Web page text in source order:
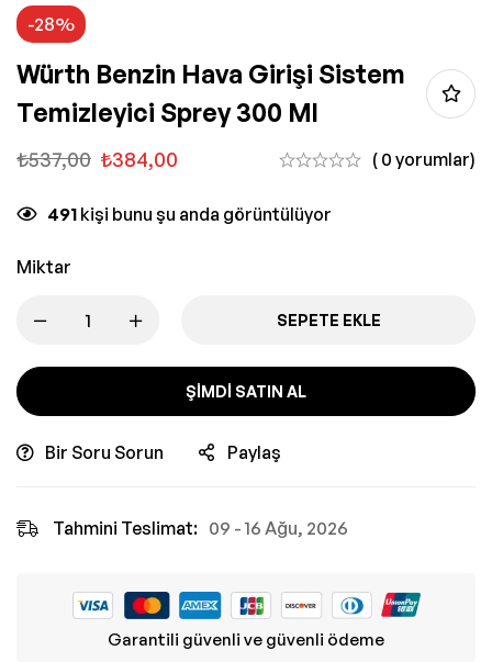
-28%
Würth Benzin Hava Girişi Sistem
Temizleyici Sprey 300 Ml
₺537,00 ₺384,00 ( 0 yorumlar)
491 kişi bunu şu anda görüntülüyor
Miktar
SEPETE EKLE
ŞIMDI SATIN AL
Bir Soru Sorun Paylaş
Tahmini Teslimat: 09 - 16 Ağu, 2026
Garantili güvenli ve güvenli ödeme